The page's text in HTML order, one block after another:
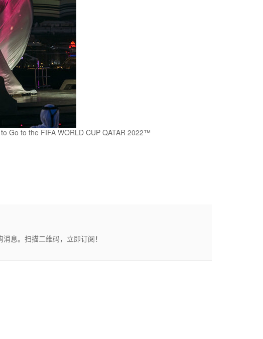
Go to the FIFA WORLD CUP QATAR 2022™
息。扫描二维码，立即订阅！